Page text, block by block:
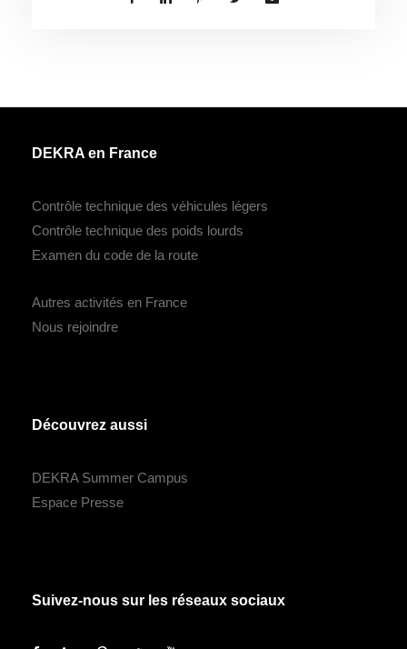
DEKRA en France
Contrôle technique des véhicules légers
Contrôle technique des poids lourds
Examen du code de la route
Autres activités en France
Nous rejoindre
Découvrez aussi
DEKRA Summer Campus
Espace Presse
Suivez-nous sur les réseaux sociaux